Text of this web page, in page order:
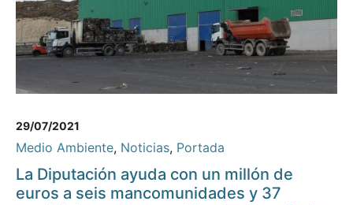
29/07/2021
Medio Ambiente, Noticias, Portada
La Diputación ayuda con un millón de
euros a seis mancomunidades y 37